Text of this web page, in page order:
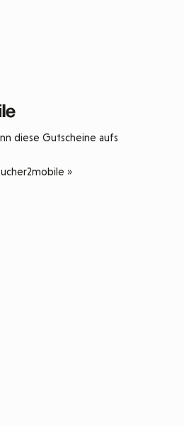
diese Gutscheine aufs
»